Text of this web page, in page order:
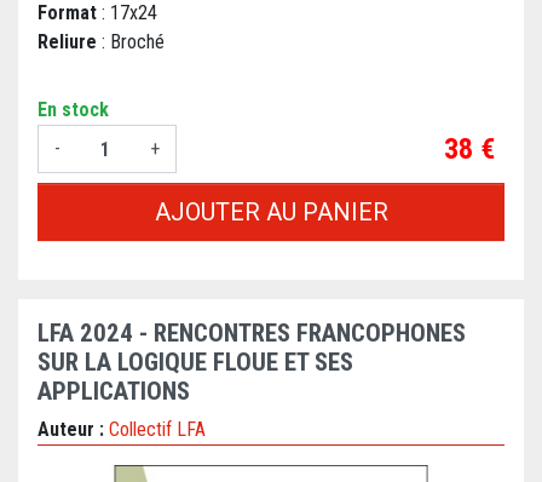
Format : 17x24
Reliure : Broché
En stock
-
+ Prix
38 €
AJOUTER AU PANIER
LFA 2024 - RENCONTRES FRANCOPHONES
SUR LA LOGIQUE FLOUE ET SES
APPLICATIONS
Auteur : Collectif LFA